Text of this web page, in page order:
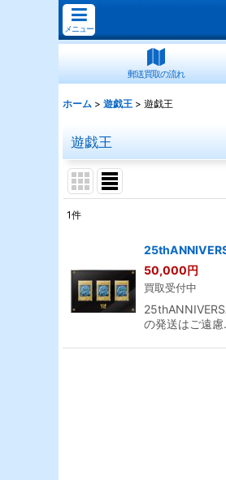
メニュー
郵送買取の流れ
ホーム > 遊戯王 > 遊戯王
遊戯王
並び順:
1件
50,000円
買取受付中
の発送はご遠